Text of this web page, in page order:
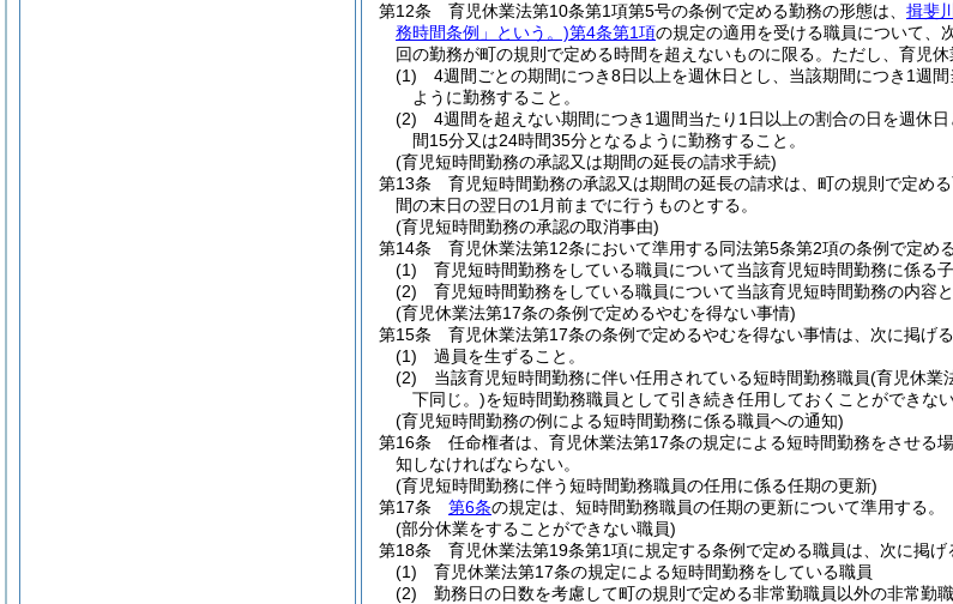
第12条
育児休業法第10条第1項第5号の条例で定める勤務の形態は、 揖斐
務時間条例」という。)第4条第1項の規定の適用を受ける職員について、
回の勤務が町の規則で定める時間を超えないものに限る。ただし、育児
(1)
4週間ごとの期間につき8日以上を週休日とし、当該期間につき1週
ように勤務すること。
(2)
4週間を超えない期間につき1週間当たり1日以上の割合の日を週休
間15分又は24時間35分となるように勤務すること。
(育児短時間勤務の承認又は期間の延長の請求手続)
第13条
育児短時間勤務の承認又は期間の延長の請求は、町の規則で定め
間の末日の翌日の1月前までに行うものとする。
(育児短時間勤務の承認の取消事由)
第14条
育児休業法第12条において準用する同法第5条第2項の条例で定め
(1)
育児短時間勤務をしている職員について当該育児短時間勤務に係る
(2)
育児短時間勤務をしている職員について当該育児短時間勤務の内容
(育児休業法第17条の条例で定めるやむを得ない事情)
第15条
育児休業法第17条の条例で定めるやむを得ない事情は、次に掲げる
(1)
過員を生ずること。
(2)
当該育児短時間勤務に伴い任用されている短時間勤務職員(育児休業
下同じ。)を短時間勤務職員として引き続き任用しておくことができない
(育児短時間勤務の例による短時間勤務に係る職員への通知)
第16条
任命権者は、育児休業法第17条の規定による短時間勤務をさせる
知しなければならない。
(育児短時間勤務に伴う短時間勤務職員の任用に係る任期の更新)
第17条
第6条の規定は、短時間勤務職員の任期の更新について準用する。
(部分休業をすることができない職員)
第18条
育児休業法第19条第1項に規定する条例で定める職員は、次に掲げ
(1)
育児休業法第17条の規定による短時間勤務をしている職員
(2)
勤務日の日数を考慮して町の規則で定める非常勤職員以外の非常勤